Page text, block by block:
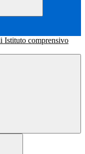
Istituto comprensivo